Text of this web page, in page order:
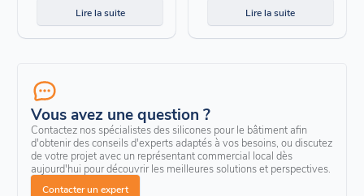
Lire la suite Lire la suite
Vous avez une question ?
Contactez nos spécialistes des silicones pour le bâtiment afin
d'obtenir des conseils d'experts adaptés à vos besoins, ou discutez
de votre projet avec un représentant commercial local dès
aujourd'hui pour découvrir les meilleures solutions et perspectives.
Contacter un expert